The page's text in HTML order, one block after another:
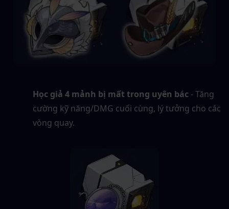
Học giả 4 mảnh bị mất trong uyên bác - Tăng
cường kỹ năng/DMG cuối cùng, lý tưởng cho các
vòng quay.